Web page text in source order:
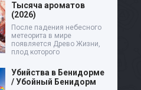
Тысяча ароматов
(2026)
После падения небесного
метеорита в мире
появляется Древо Жизни,
плод которого
Убийства в Бенидорме
/ Убойный Бенидорм